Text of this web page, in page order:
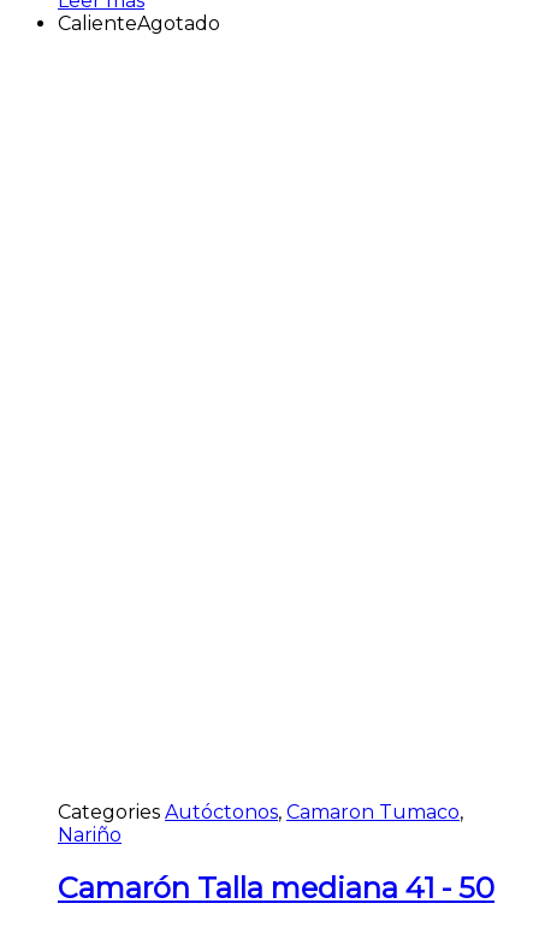
CalienteAgotado
Categories Autóctonos, Camaron Tumaco,
Nariño
Camarón Talla mediana 41 - 50